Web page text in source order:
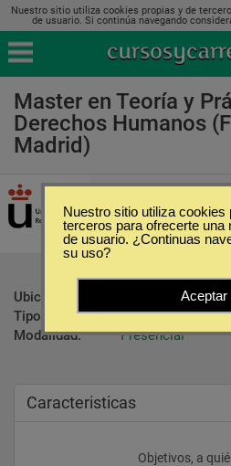
Nuestro sitio utiliza cookies propias y de
de usuario. Si continúa navegando
Master en Teoría y
Derechos Humanos
Madrid)
Universidad
Ubicación:
Fuenlabrada -
Tipo:
Maestrías
Modalidad:
Presencial
Caracteristicas
Objetivos, a
Nuestro sitio utiliza cookies
terceros para ofrecerte una
de usuario. ¿Continuas
su uso?
Aceptar